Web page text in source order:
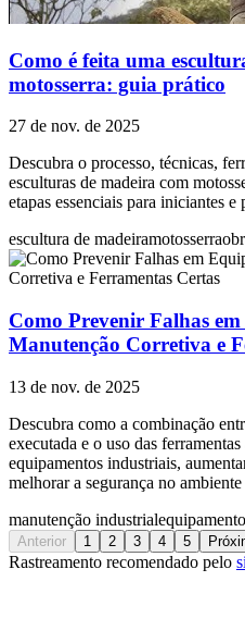
Como é feita uma
motosserra: guia prático
27 de nov. de 2025
Descubra o processo, técnicas,
esculturas de madeira com
etapas essenciais para iniciantes e
escultura de madeiramotosserra
Como Prevenir Falhas
Manutenção Corretiva e
13 de nov. de 2025
Descubra como a combinação
executada e o uso das
equipamentos industriais,
melhorar a segurança no
manutenção industrial
Anterior 1 2 3 4 5
Rastreamento recomendado pelo